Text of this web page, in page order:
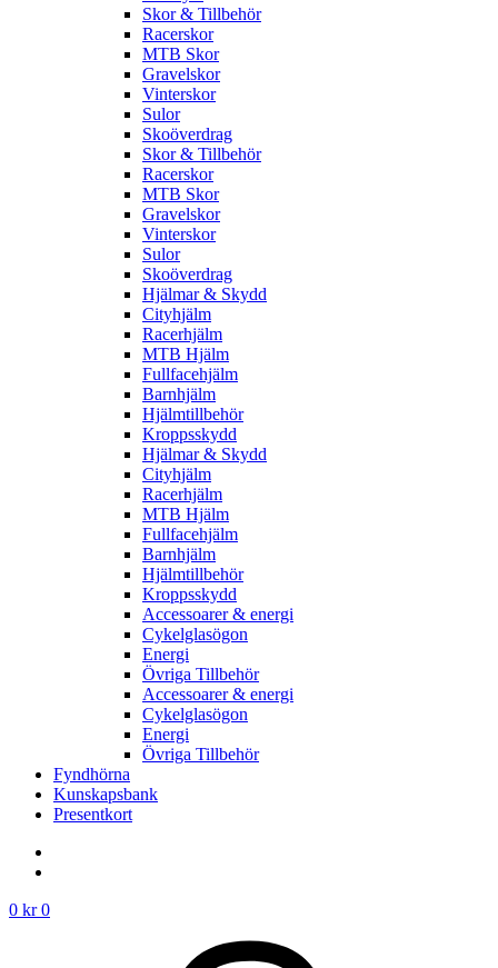
Skor & Tillbehör
Racerskor
MTB Skor
Gravelskor
Vinterskor
Sulor
Skoöverdrag
Skor & Tillbehör
Racerskor
MTB Skor
Gravelskor
Vinterskor
Sulor
Skoöverdrag
Hjälmar & Skydd
Cityhjälm
Racerhjälm
MTB Hjälm
Fullfacehjälm
Barnhjälm
Hjälmtillbehör
Kroppsskydd
Hjälmar & Skydd
Cityhjälm
Racerhjälm
MTB Hjälm
Fullfacehjälm
Barnhjälm
Hjälmtillbehör
Kroppsskydd
Accessoarer & energi
Cykelglasögon
Energi
Övriga Tillbehör
Accessoarer & energi
Cykelglasögon
Energi
Övriga Tillbehör
Fyndhörna
Kunskapsbank
Presentkort
0 kr 0